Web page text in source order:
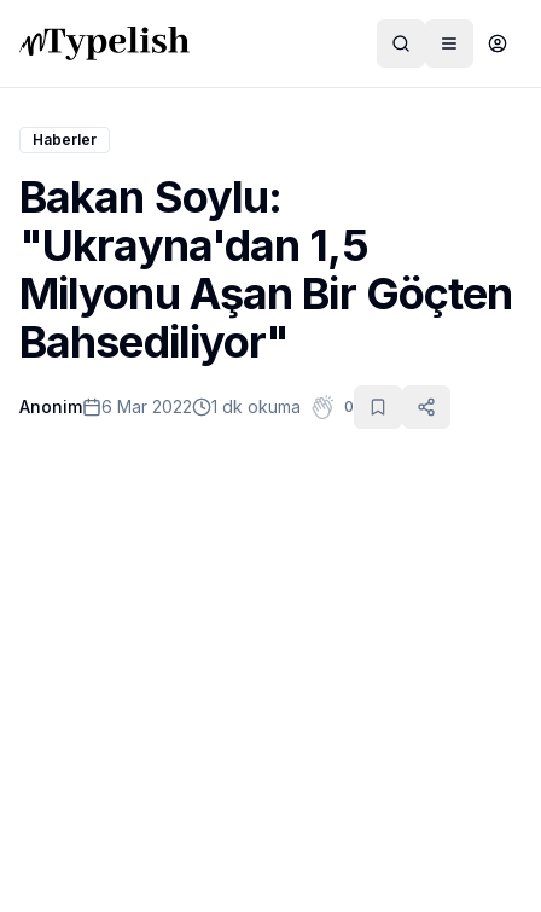
Dünya
Film ve Dizi
Kültür ve Sanat
Sağlık
Siyaset ve Tarih
Haberler
Bakan Soylu:
"Ukrayna'dan 1,5
Milyonu Aşan Bir Göçten
Bahsediliyor"
Anonim 6 Mar 2022 1 dk okuma 0